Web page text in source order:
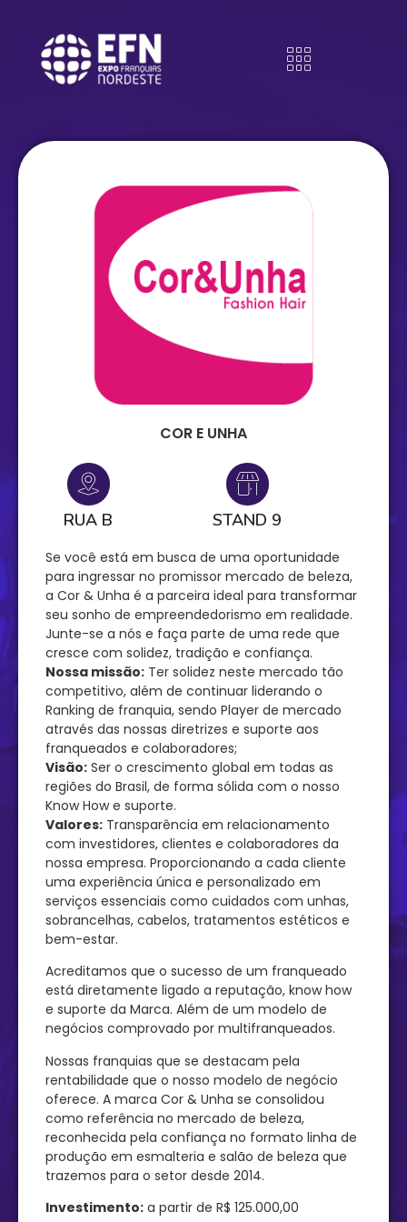
COR E UNHA
RUA B STAND 9
Se você está em busca de uma oportunidade
para ingressar no promissor mercado de beleza,
a Cor & Unha é a parceira ideal para transformar
seu sonho de empreendedorismo em realidade.
Junte-se a nós e faça parte de uma rede que
cresce com solidez, tradição e confiança.
Nossa missão: Ter solidez neste mercado tão
competitivo, além de continuar liderando o
Ranking de franquia, sendo Player de mercado
através das nossas diretrizes e suporte aos
franqueados e colaboradores;
Visão: Ser o crescimento global em todas as
regiões do Brasil, de forma sólida com o nosso
Know How e suporte.
Valores: Transparência em relacionamento
com investidores, clientes e colaboradores da
nossa empresa. Proporcionando a cada cliente
uma experiência única e personalizado em
serviços essenciais como cuidados com unhas,
sobrancelhas, cabelos, tratamentos estéticos e
bem-estar.
Acreditamos que o sucesso de um franqueado
está diretamente ligado a reputação, know how
e suporte da Marca. Além de um modelo de
negócios comprovado por multifranqueados.
Nossas franquias que se destacam pela
rentabilidade que o nosso modelo de negócio
oferece. A marca Cor & Unha se consolidou
como referência no mercado de beleza,
reconhecida pela confiança no formato linha de
produção em esmalteria e salão de beleza que
trazemos para o setor desde 2014.
Investimento: a partir de R$ 125.000,00